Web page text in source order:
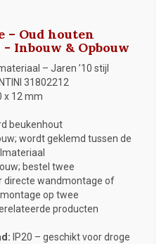
Oud houten
Inbouw & Opbouw
– Jaren ’10 stijl
31802212
x 12 mm
beukenhout
wordt geklemd tussen de
bestel twee
directe wandmontage of
op twee
producten
IP20 – geschikt voor droge